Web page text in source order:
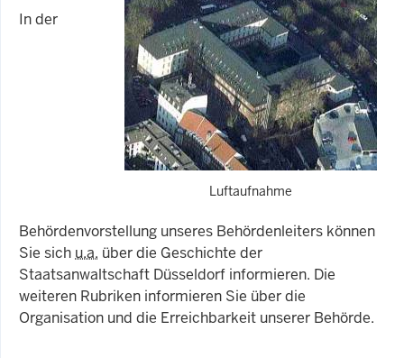
Luftaufnahme
In der
Behördenvorstellung unseres Behördenleiters können
Sie sich u.a. über die Geschichte der
Staatsanwaltschaft Düsseldorf informieren. Die
weiteren Rubriken informieren Sie über die
Organisation und die Erreichbarkeit unserer Behörde.